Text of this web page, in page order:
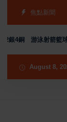
焦點新聞
4銅 游泳射箭籃球跆
August 8,